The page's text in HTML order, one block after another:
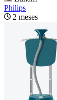
Philips
2 meses